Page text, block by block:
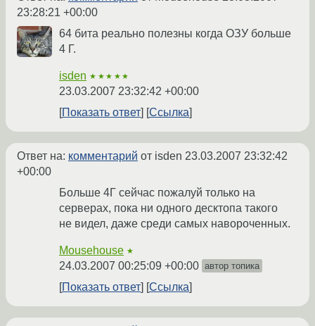
23:28:21 +00:00
64 бита реально полезны когда ОЗУ больше
4 Г.
isden ★★★★★
23.03.2007 23:32:42 +00:00
Показать ответ
Ссылка
Ответ на: комментарий от isden 23.03.2007 23:32:42
+00:00
Больше 4Г сейчас пожалуй только на
серверах, пока ни одного десктопа такого
не видел, даже среди самых навороченных.
Mousehouse ★
24.03.2007 00:25:09 +00:00 автор топика
Показать ответ Ссылка